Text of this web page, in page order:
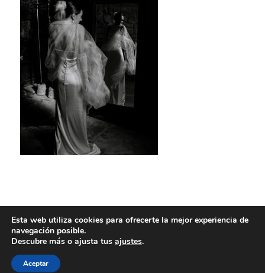
Esta web utiliza cookies para ofrecerte la mejor experiencia de
navegación posible.
Descubre más o ajusta tus ajustes.
Aceptar